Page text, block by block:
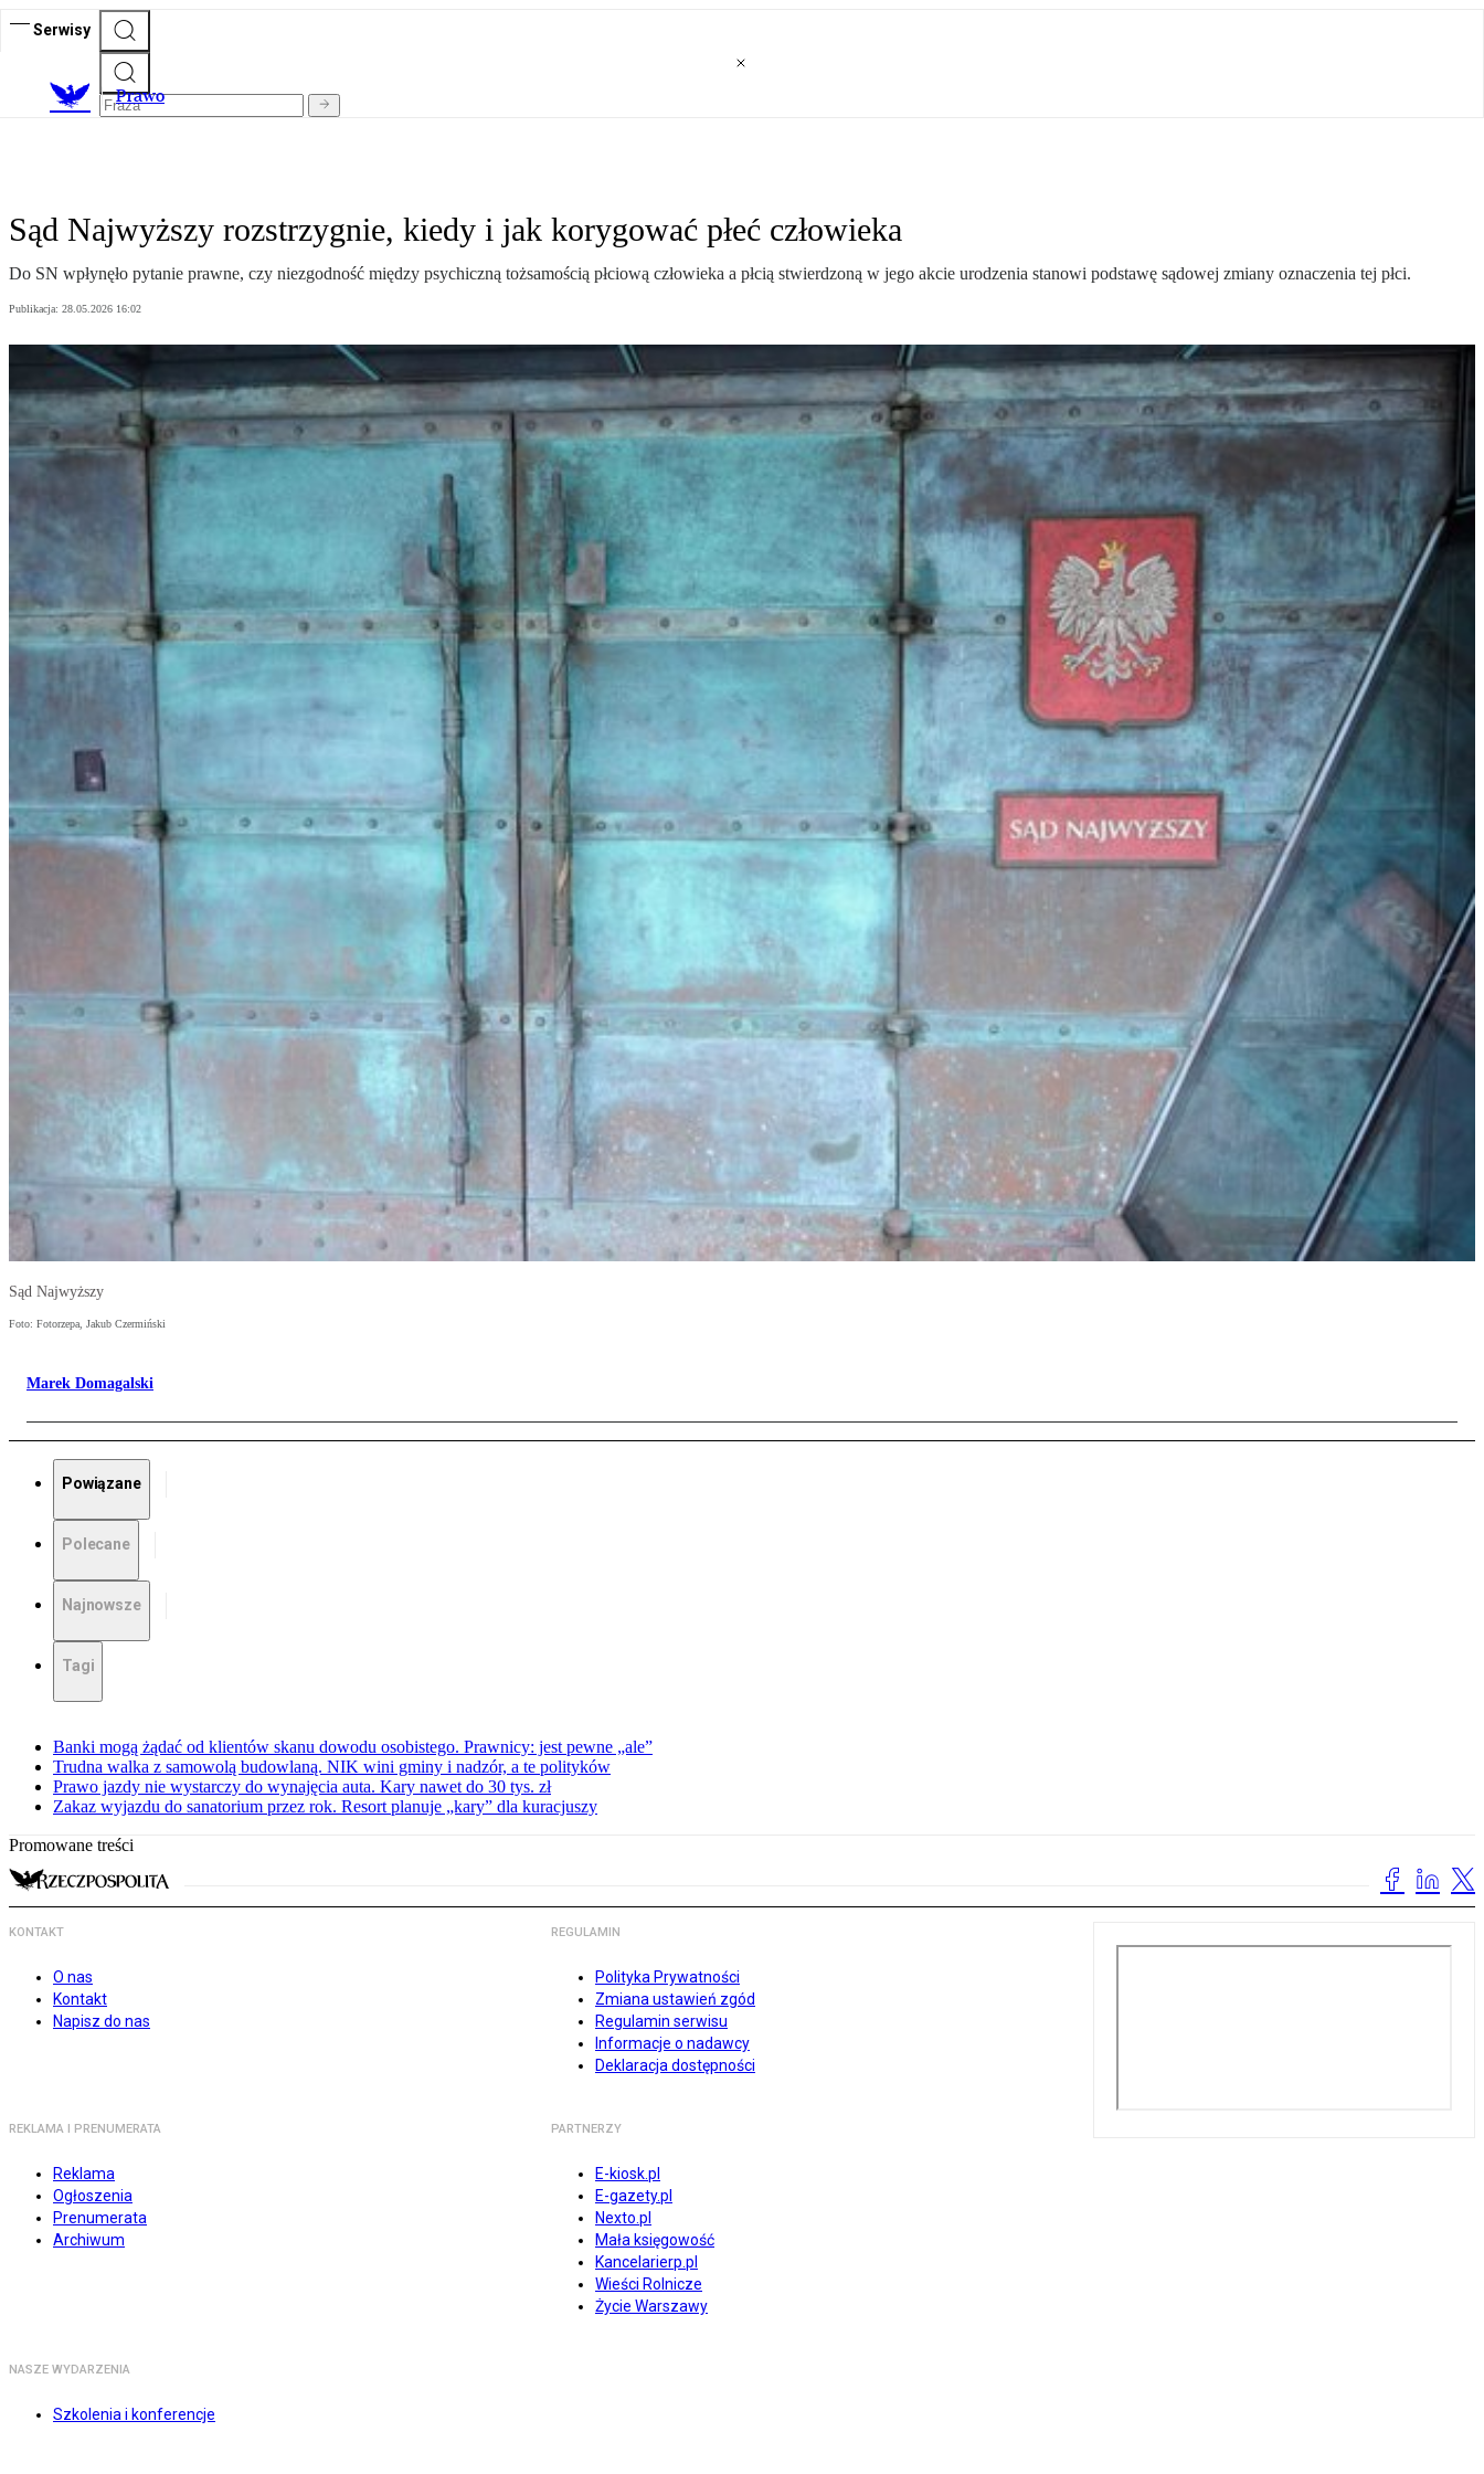
Serwisy
Prawo
Sąd Najwyższy rozstrzygnie, kiedy i jak korygować płeć człowieka
Do SN wpłynęło pytanie prawne, czy niezgodność między psychiczną tożsamością płciową człowieka a płcią stwierdzoną w jego akcie urodzenia stanowi podstawę sądowej zmiany oznaczenia tej płci.
Publikacja: 28.05.2026 16:02
Sąd Najwyższy
Foto: Fotorzepa, Jakub Czermiński
Marek Domagalski
Powiązane
Polecane
Najnowsze
Tagi
Banki mogą żądać od klientów skanu dowodu osobistego. Prawnicy: jest pewne „ale”
Trudna walka z samowolą budowlaną. NIK wini gminy i nadzór, a te polityków
Prawo jazdy nie wystarczy do wynajęcia auta. Kary nawet do 30 tys. zł
Zakaz wyjazdu do sanatorium przez rok. Resort planuje „kary” dla kuracjuszy
Promowane treści
KONTAKT
O nas
Kontakt
Napisz do nas
REGULAMIN
Polityka Prywatności
Zmiana ustawień zgód
Regulamin serwisu
Informacje o nadawcy
Deklaracja dostępności
REKLAMA I PRENUMERATA
Reklama
Ogłoszenia
Prenumerata
Archiwum
PARTNERZY
E-kiosk.pl
E-gazety.pl
Nexto.pl
Mała księgowość
Kancelarierp.pl
Wieści Rolnicze
Życie Warszawy
NASZE WYDARZENIA
Szkolenia i konferencje